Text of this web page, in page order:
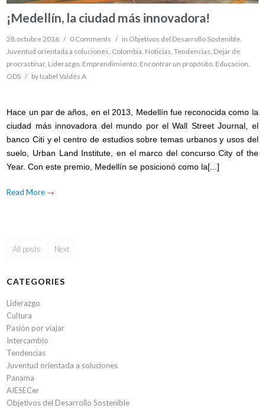
¡Medellín, la ciudad más innovadora!
28.octubre 2016 / 0 Comments / in Objetivos del Desarrollo Sostenible
Juventud orientada a soluciones Colombia Noticias ,Tendencias Dejar de
procrastinar, Liderazgo Emprendimiento Encontrar un propósito Educacion
ODS / by Isabel Valdés A
Hace un par de años, en el 2013, Medellín fue reconocida como la
ciudad más innovadora del mundo por el Wall Street Journal, el
banco Citi y el centro de estudios sobre temas urbanos y usos del
suelo, Urban Land Institute, en el marco del concurso City of the
Year. Con este premio, Medellín se posicionó como la[...]
Read More →
All posts Next
CATEGORIES
Liderazgo
Cultura
Pasión por viajar
Intercambio
Tendencias
Juventud orientada a soluciones
Panama
AIESECer
Objetivos del Desarrollo Sostenible